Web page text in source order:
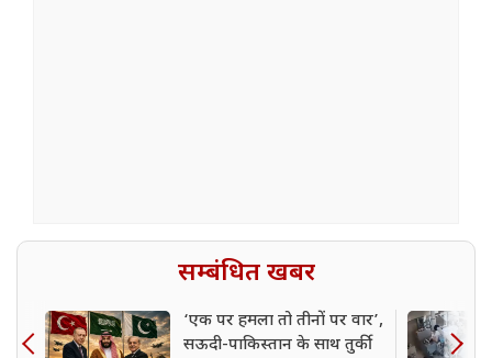
सम्बंधित खबर
‘एक पर हमला तो तीनों पर वार’,
सऊदी-पाकिस्तान के साथ तुर्की